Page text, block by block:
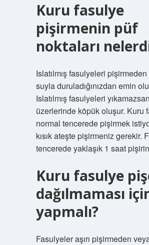
Kuru fasulye
pişirmenin püf
noktaları
Islatılmış fasulyeleri
suyla duruladığınızdan emin
Islatılmış fasulyeleri
üzerlerinde köpük oluşur. Kuru
normal tencerede pişirmek
kısık ateşte pişirmeniz gerekir.
tencerede yaklaşık 1 saat
Kuru fasulye
dağılmaması
yapmalı?
Fasulyeler aşırı pişirmeden